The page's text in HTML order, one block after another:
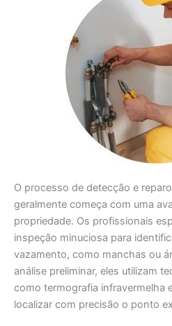
O processo de detecção e
geralmente começa com uma
propriedade. Os profissionais
inspeção minuciosa para
vazamento, como manchas ou
análise preliminar, eles utilizam
como termografia infravermelha
localizar com precisão o ponto